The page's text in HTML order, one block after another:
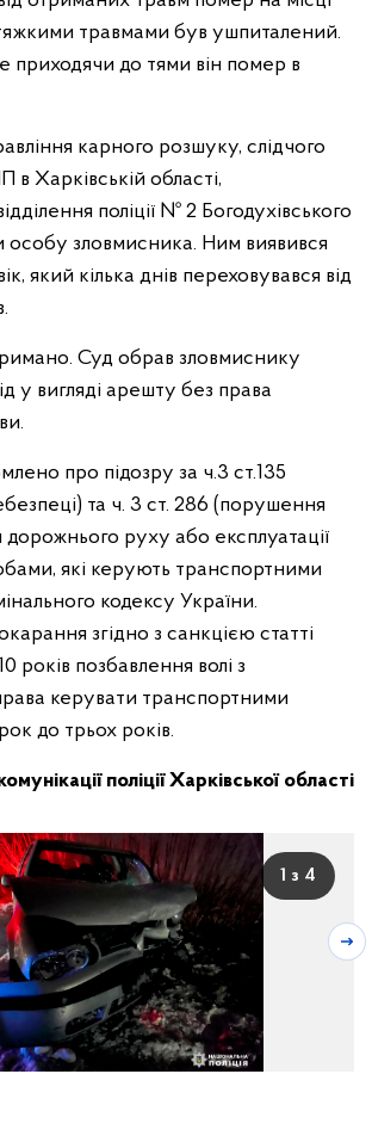
травмами був ушпиталений.
приходячи до тями він помер в
карного розшуку, слідчого
в Харківській області,
поліції № 2 Богодухівського
особу зловмисника. Ним виявився
який кілька днів переховувався від
Суд обрав зловмиснику
у вигляді арешту без права
про підозру за ч.3 ст.135
та ч. 3 ст. 286 (порушення
руху або експлуатації
які керують транспортними
кодексу України.
згідно з санкцією статті
років позбавлення волі з
керувати транспортними
до трьох років.
поліції Харківської області
1 з 4